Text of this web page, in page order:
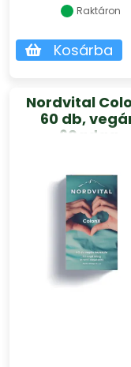
Raktáron
Kosárba
Nordvital
60 db,
60adag